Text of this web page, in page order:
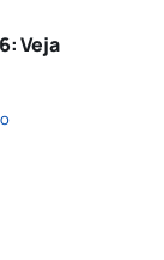
Veja